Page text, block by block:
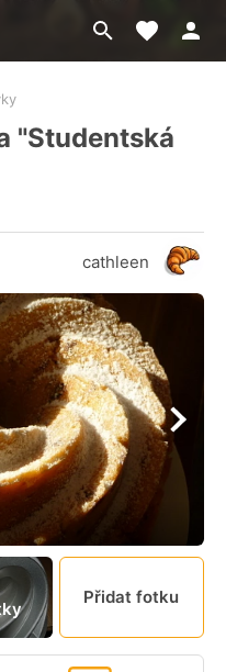
Přejít
na
Moje
"Studentská
cathleen
Přidat fotku